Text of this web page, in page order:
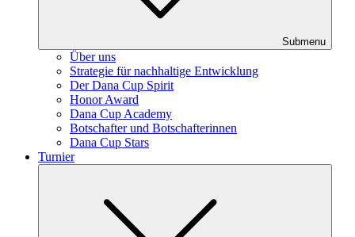
Submenu
Über uns
Strategie für nachhaltige Entwicklung
Der Dana Cup Spirit
Honor Award
Dana Cup Academy
Botschafter und Botschafterinnen
Dana Cup Stars
Turnier